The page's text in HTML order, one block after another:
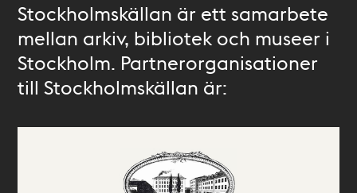
Stockholmskällan är ett samarbete
mellan arkiv, bibliotek och museer i
Stockholm. Partnerorganisationer
till Stockholmskällan är: